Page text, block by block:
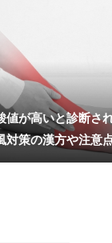
値が高いと診断さ
対策の漢方や注意